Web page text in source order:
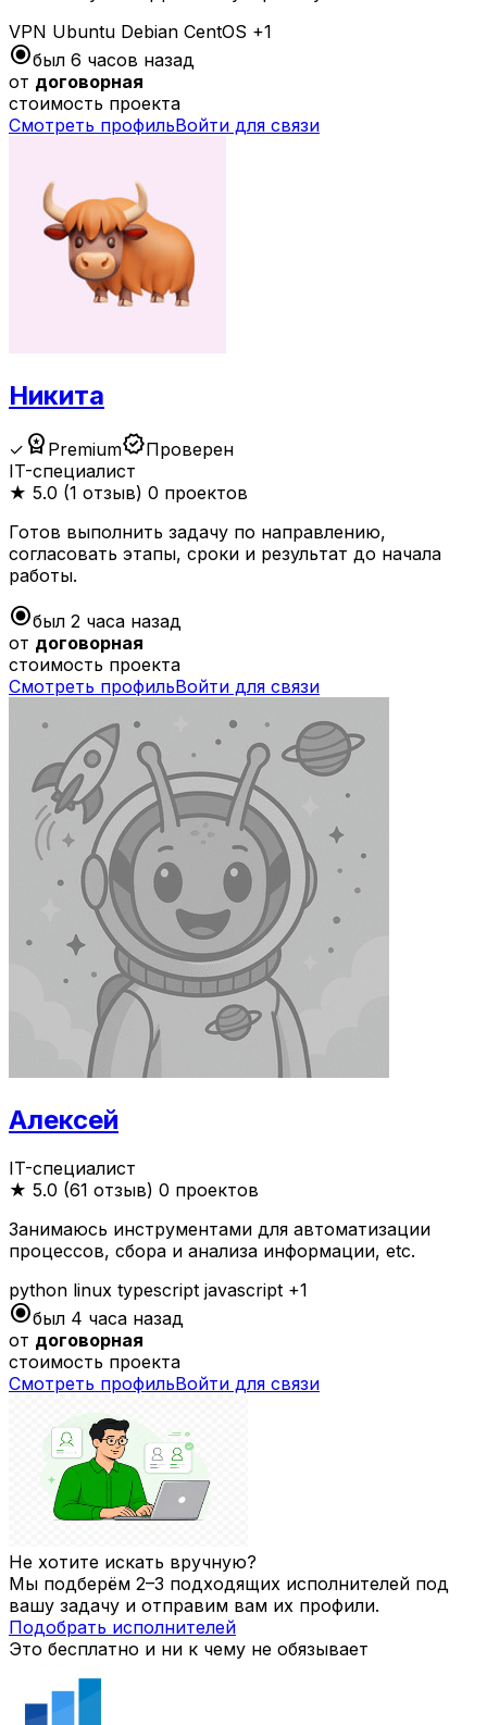
VPN Ubuntu Debian CentOS +1
radio_button_checkedбыл 6 часов назад
от договорная
стоимость проекта
Смотреть профильВойти для связи
Никита
✓ workspace_premium PremiumverifiedПроверен
IT-специалист
★ 5.0 (1 отзыв) 0 проектов
Готов выполнить задачу по направлению,
согласовать этапы, сроки и результат до начала
работы.
radio_button_checkedбыл 2 часа назад
от договорная
стоимость проекта
Смотреть профильВойти для связи
Алексей
IT-специалист
★ 5.0 (61 отзыв) 0 проектов
Занимаюсь инструментами для автоматизации
процессов, сбора и анализа информации, etc.
python linux typescript javascript +1
radio_button_checkedбыл 4 часа назад
от договорная
стоимость проекта
Смотреть профильВойти для связи
Не хотите искать вручную?
Мы подберём 2–3 подходящих исполнителей под
вашу задачу и отправим вам их профили.
Подобрать исполнителей
Это бесплатно и ни к чему не обязывает